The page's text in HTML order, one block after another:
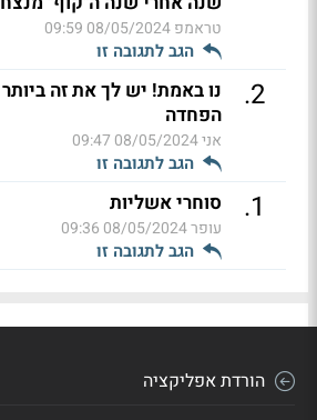
טראמפ08/05/2024 09:59
הגב לתגובה זו
2
.
נו באמת! יש לך את זה ביותר
הפחדה
אני08/05/2024 09:47
הגב לתגובה זו
1
. סוחרי אשליות
עופר08/05/2024 09:36
הגב לתגובה זו
הורדת אפליקציה